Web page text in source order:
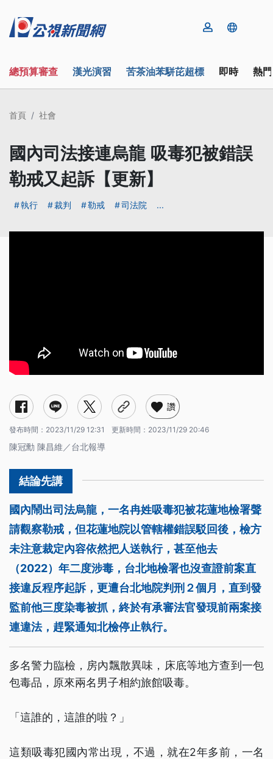
總預算審查 漢光演習 苦茶油苯駢芘超標 即時 熱
首頁 社會
國內司法接連烏龍 吸毒犯被錯誤
勒戒又起訴【更新】
執行 裁判 勒戒 司法院 ...
讚
發布時間： 2023/11/29 12:31 更新時間： 2023/11/29 20:46
陳冠勳 陳昌維／台北報導
國內鬧出司法烏龍，一名冉姓吸毒犯被花蓮地檢署聲
請觀察勒戒，但花蓮地院以管轄權錯誤駁回後，檢方
未注意裁定內容依然把人送執行，甚至他去
（2022）年二度涉毒，台北地檢署也沒查證前案直
接違反程序起訴，更遭台北地院判刑２個月，直到發
監前他三度染毒被抓，終於有承審法官發現前兩案接
連違法，趕緊通知北檢停止執行。
多名警力臨檢，房內飄散異味，床底等地方查到一包
包毒品，原來兩名男子相約旅館吸毒。
「這誰的，這誰的啦？」
這類吸毒犯國內常出現，不過，就在2年多前，一名